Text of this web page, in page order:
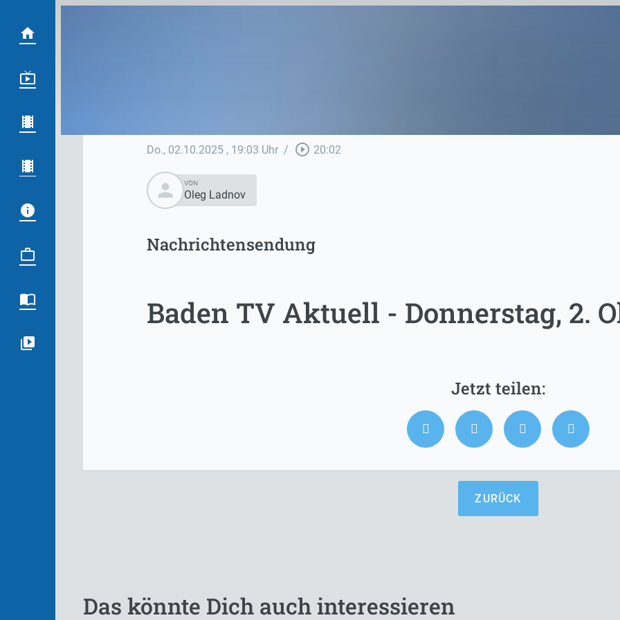
Do., 02.10.2025 , 19:03 Uhr / play_circle_outline 20:02
person
VON
Oleg Ladnov
Nachrichtensendung
Baden TV Aktuell - Donnerstag, 2.
ZURÜCK
Das könnte Dich auch interessieren